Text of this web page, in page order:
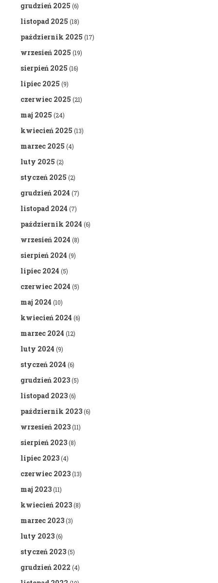
grudzień 2025 (6)
listopad 2025 (18)
październik 2025 (17)
wrzesień 2025 (19)
sierpień 2025 (16)
lipiec 2025 (9)
czerwiec 2025 (21)
maj 2025 (24)
kwiecień 2025 (13)
marzec 2025 (4)
luty 2025 (2)
styczeń 2025 (2)
grudzień 2024 (7)
listopad 2024 (7)
październik 2024 (6)
wrzesień 2024 (8)
sierpień 2024 (9)
lipiec 2024 (5)
czerwiec 2024 (5)
maj 2024 (10)
kwiecień 2024 (6)
marzec 2024 (12)
luty 2024 (9)
styczeń 2024 (6)
grudzień 2023(5)
listopad 2023(6)
październik 2023(6)
wrzesień 2023(11)
sierpień 2023(8)
lipiec 2023(4)
czerwiec 2023(13)
maj 2023(11)
kwiecień 2023(8)
marzec 2023(3)
luty 2023(6)
styczeń 2023(5)
grudzień 2022 (4)